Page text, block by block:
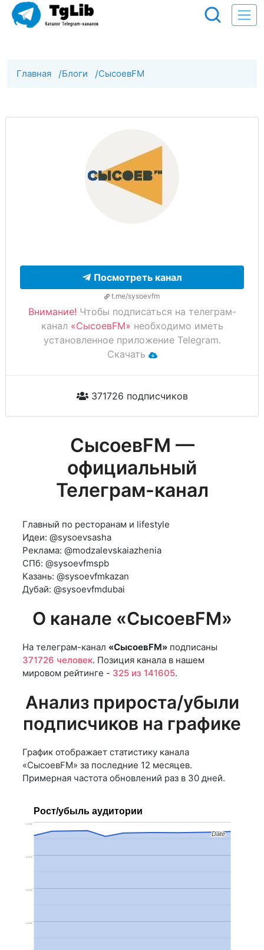
Главная /Блоги /СысоевFM
Посмотреть канал
t.me/sysoevfm
Внимание! Чтобы подписаться на телеграм-
канал «СысоевFM» необходимо иметь
установленное приложение Telegram.
Скачать
371726 подписчиков
СысоевFM —
официальный
Телеграм-канал
Главный по ресторанам и lifestyle
Идеи: @sysoevsasha
Реклама: @modzalevskaiazhenia
СПб: @sysoevfmspb
Казань: @sysoevfmkazan
Дубай: @sysoevfmdubai
О канале «СысоевFM»
На телеграм-канал «СысоевFM» подписаны
371726 человек. Позиция канала в нашем
мировом рейтинге - 325 из 141605.
Анализ прироста/убыли
подписчиков на графике
График отображает статистику канала
«СысоевFM» за последние 12 месяцев.
Примерная частота обновлений раз в 30 дней.
Рост/убыль аудитории
…
…
…
…
Date
Date